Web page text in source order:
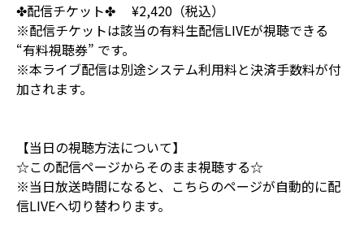
✤配信チケット✤ ¥2,420（税込）
※配信チケットは該当の有料生配信LIVEが視聴できる
“有料視聴券” です。
※本ライブ配信は別途システム利用料と決済手数料が付
加されます。
【当日の視聴方法について】
☆この配信ページからそのまま視聴する☆
※当日放送時間になると、こちらのページが自動的に配
信LIVEへ切り替わります。